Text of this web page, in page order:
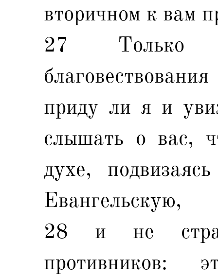
вторичном к вам
27 Только
приду ли я и
слышать о вас,
духе,
Евангельскую,
28 и не